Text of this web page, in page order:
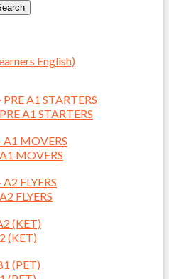
English)
A1 STARTERS
A1 STARTERS
A1 MOVERS
MOVERS
FLYERS
FLYERS
(KET)
(KET)
(PET)